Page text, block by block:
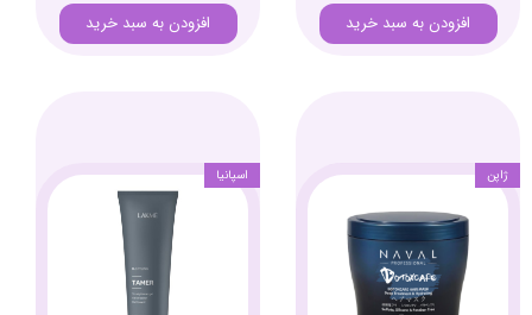
افزودن به سبد خرید
افزودن به سبد خرید
ژاپن اسپانیا